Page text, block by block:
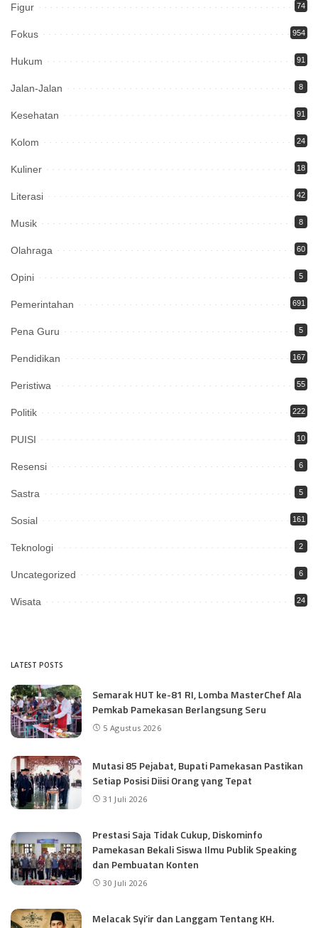
Figur 74
Fokus 954
Hukum 91
Jalan-Jalan 8
Kesehatan 91
Kolom 24
Kuliner 18
Literasi 42
Musik 8
Olahraga 60
Opini 5
Pemerintahan 691
Pena Guru 5
Pendidikan 167
Peristiwa 55
Politik 222
PUISI 10
Resensi 6
Sastra 5
Sosial 161
Teknologi 2
Uncategorized 6
Wisata 24
LATEST POSTS
Semarak HUT ke-81 RI, Lomba MasterChef Ala
Pemkab Pamekasan Berlangsung Seru
5 Agustus 2026
Mutasi 85 Pejabat, Bupati Pamekasan Pastikan
Setiap Posisi Diisi Orang yang Tepat
31 Juli 2026
Prestasi Saja Tidak Cukup, Diskominfo
Pamekasan Bekali Siswa Ilmu Publik Speaking
dan Pembuatan Konten
30 Juli 2026
Melacak Syi’ir dan Langgam Tentang KH.